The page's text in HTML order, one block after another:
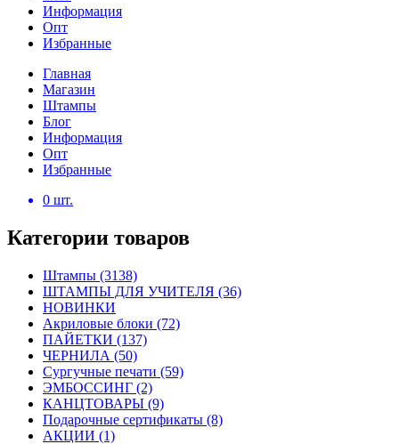
Информация
Опт
Избранные
Главная
Магазин
Штампы
Блог
Информация
Опт
Избранные
0 шт.
Категории товаров
Штампы (3138)
ШТАМПЫ ДЛЯ УЧИТЕЛЯ (36)
НОВИНКИ
Акриловые блоки (72)
ПАЙЕТКИ (137)
ЧЕРНИЛА (50)
Сургучные печати (59)
ЭМБОССИНГ (2)
КАНЦТОВАРЫ (9)
Подарочные сертификаты (8)
АКЦИИ (1)